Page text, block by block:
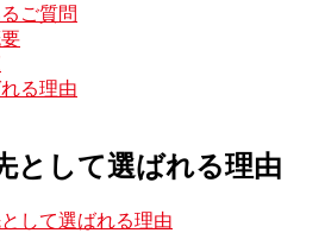
ご質問
る理由
として選ばれる理由
して選ばれる理由